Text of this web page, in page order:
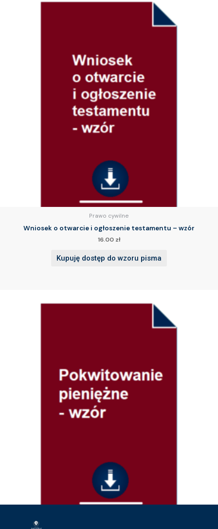
Prawo cywilne
Wniosek o otwarcie i ogłoszenie testamentu – wzór
16.00 zł
Kupuję dostęp do wzoru pisma